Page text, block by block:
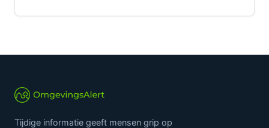
Tijdige informatie geeft mensen grip op